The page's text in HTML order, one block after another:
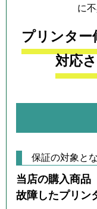
に
プリンター
対応
保証の対象と
当店の購入商品
故障したプリン